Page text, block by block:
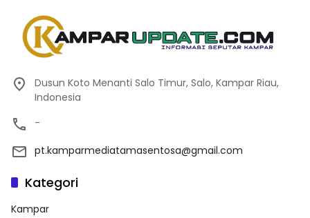
Dusun Koto Menanti Salo Timur, Salo, Kampar Riau,
Indonesia
-
pt.kamparmediatamasentosa@gmail.com
Kategori
Kampar